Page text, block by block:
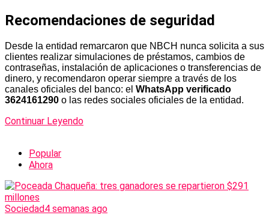
Recomendaciones de seguridad
Desde la entidad remarcaron que NBCH nunca solicita a sus
clientes realizar simulaciones de préstamos, cambios de
contraseñas, instalación de aplicaciones o transferencias de
dinero, y recomendaron operar siempre a través de los
canales oficiales del banco: el WhatsApp verificado
3624161290 o las redes sociales oficiales de la entidad.
Continuar Leyendo
Popular
Ahora
Sociedad4 semanas ago